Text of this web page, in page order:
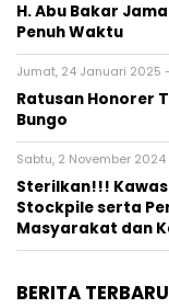
H. Abu Bakar
Penuh Waktu
Jumat, 24 Januari 2025 -
Ratusan Honorer
Bungo
Sabtu, 2 November 2024 -
Sterilkan!!!
Stockpile serta
Masyarakat dan
BERITA TERBARU